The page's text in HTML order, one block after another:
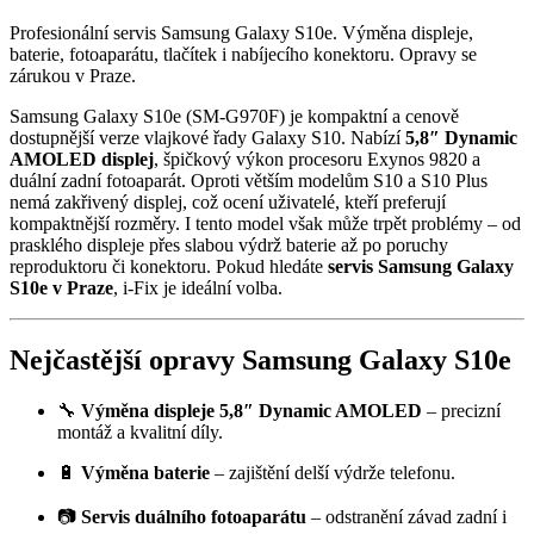
Profesionální servis Samsung Galaxy S10e. Výměna displeje,
baterie, fotoaparátu, tlačítek i nabíjecího konektoru. Opravy se
zárukou v Praze.
Samsung Galaxy S10e (SM-G970F) je kompaktní a cenově
dostupnější verze vlajkové řady Galaxy S10. Nabízí5,8″ Dynamic
AMOLED displej, špičkový výkon procesoru Exynos 9820 a
duální zadní fotoaparát. Oproti větším modelům S10 a S10 Plus
nemá zakřivený displej, což ocení uživatelé, kteří preferují
kompaktnější rozměry. I tento model však může trpět problémy – od
prasklého displeje přes slabou výdrž baterie až po poruchy
reproduktoru či konektoru. Pokud hledáte servis Samsung Galaxy
S10e v Praze, i-Fix je ideální volba.
Nejčastější opravy Samsung Galaxy S10e
🔧 Výměna displeje 5,8″ Dynamic AMOLED – precizní
montáž a kvalitní díly.
🔋 Výměna baterie – zajištění delší výdrže telefonu.
📷 Servis duálního fotoaparátu – odstranění závad zadní i